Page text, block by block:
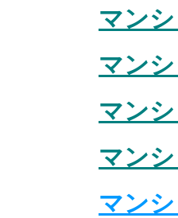
マン
マン
マン
マン
マン